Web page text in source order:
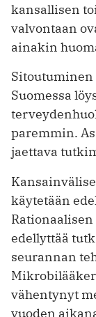
kansallisen
valvontaan
ainakin
Suomessa
paremmin.
jaettava
käytetään
edellyttää
seurannan
vähentynyt
vuoden